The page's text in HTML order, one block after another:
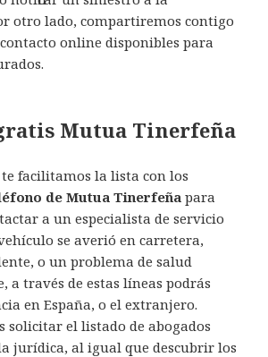
otro lado, compartiremos contigo
online disponibles para
Mutua Tinerfeña
facilitamos la lista con los
de Mutua Tinerfeñapara
a un especialista de servicio
se averió en carretera,
o un problema de salud
a través de estas líneas podrás
en España, o el extranjero.
solicitar el listado de abogados
jurídica, al igual que descubrir los